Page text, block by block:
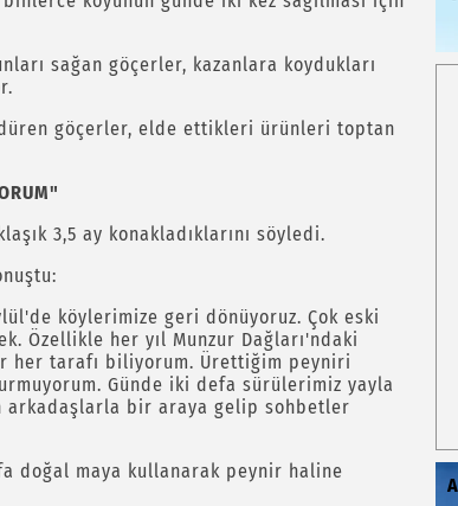
sağan göçerler, kazanlara koydukları
göçerler, elde ettikleri ürünleri toptan
3,5 ay konakladıklarını söyledi.
köylerimize geri dönüyoruz. Çok eski
Özellikle her yıl Munzur Dağları'ndaki
her tarafı biliyorum. Ürettiğim peyniri
Günde iki defa sürülerimiz yayla
arkadaşlarla bir araya gelip sohbetler
doğal maya kullanarak peynir haline